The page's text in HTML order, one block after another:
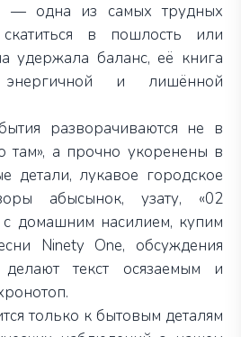
— одна из самых трудных
в пошлость или
удержала баланс, её книга
энергичной и лишённой
разворачиваются не в
там», а прочно укоренены в
детали, лукавое городское
абысынок, узату, «02
с домашним насилием, купим
Ninety One, обсуждения
делают текст осязаемым и
только к бытовым деталям